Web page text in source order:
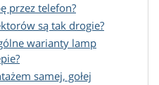
przez telefon?
są tak drogie?
warianty lamp
samej, gołej